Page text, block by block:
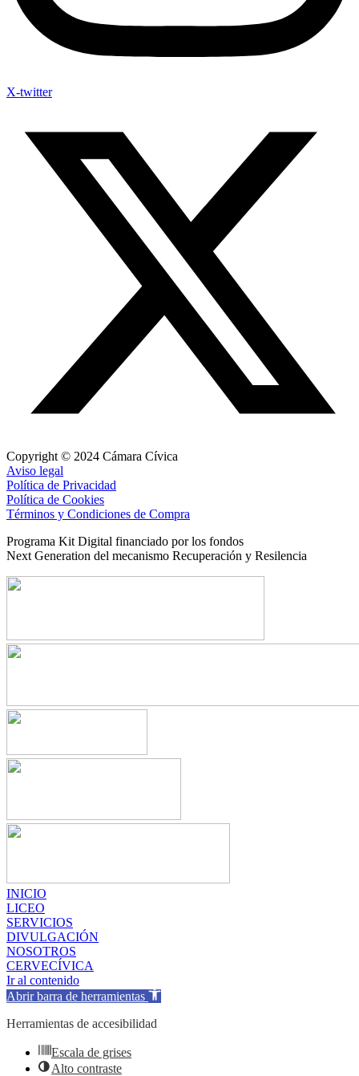
X-twitter
Copyright © 2024 Cámara Cívica
Aviso legal
Política de Privacidad
Política de Cookies
Términos y Condiciones de Compra
Programa Kit Digital financiado por los fondos
Next Generation del mecanismo Recuperación y Resilencia
INICIO
LICEO
SERVICIOS
DIVULGACIÓN
NOSOTROS
CERVECÍVICA
Ir al contenido
Abrir barra de herramientas
Herramientas de accesibilidad
Escala de grises
Alto contraste